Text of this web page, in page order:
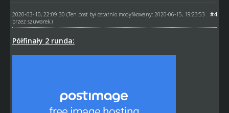
#4
2020-03-10, 22:09:30 (Ten post był ostatnio modyfikowany: 2020-06-15, 19:23:53
przez szuwarek.)
Półfinały 2 runda: